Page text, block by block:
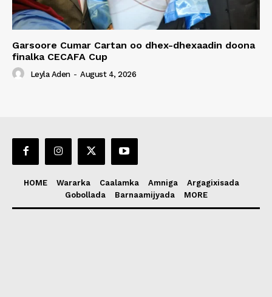
Garsoore Cumar Cartan oo dhex-dhexaadin doona
finalka CECAFA Cup
Leyla Aden - August 4, 2026
HOME Wararka Caalamka Amniga
Argagixisada
Gobollada
Barnaamijyada MORE